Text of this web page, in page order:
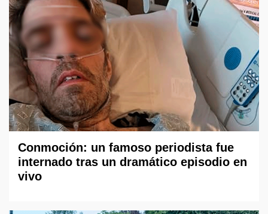
Conmoción: un famoso periodista fue
internado tras un dramático episodio en
vivo